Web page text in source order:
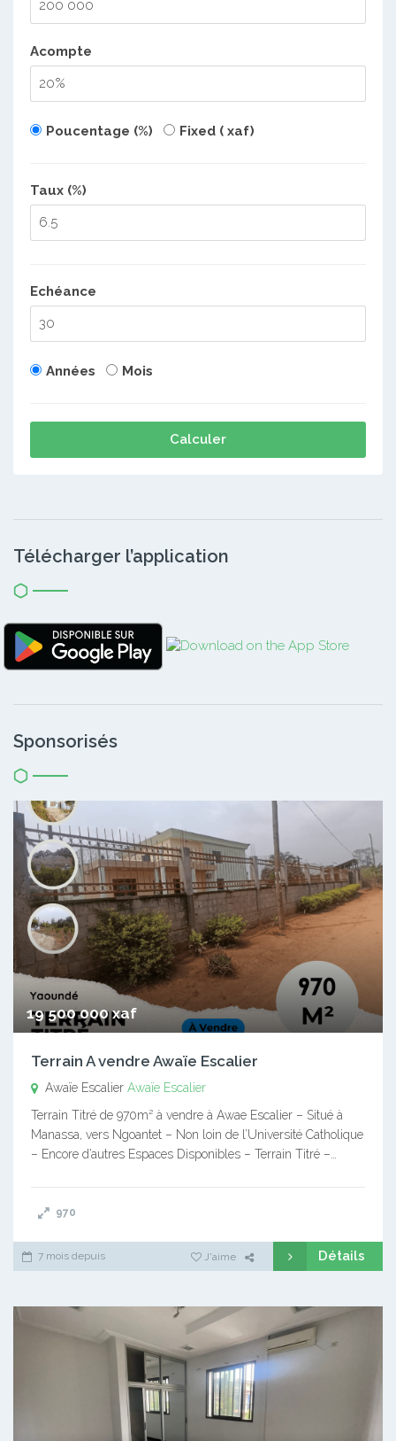
Acompte
Poucentage (%) Fixed ( xaf)
Taux (%)
Echéance
Années Mois
Calculer
Télécharger l’application
Sponsorisés
19 500 000 xaf
Terrain A vendre Awaïe Escalier
Awaïe Escalier Awaïe Escalier
Terrain Titré de 970m² à vendre à Awae Escalier – Situé à
Manassa, vers Ngoantet – Non loin de l’Université Catholique
– Encore d’autres Espaces Disponibles – Terrain Titré –…
970
7 mois depuis J'aime Détails